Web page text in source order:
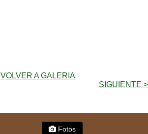
VOLVER A GALERIA
SIGUIENTE >
Fotos